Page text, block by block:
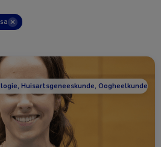
✕
Huisartsgeneeskunde, Oogheelkunde,